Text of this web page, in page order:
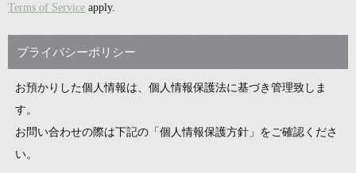
Terms of Service apply.
プライバシーポリシー
お預かりした個人情報は、個人情報保護法に基づき管理致しま
す。
お問い合わせの際は下記の「個人情報保護方針」をご確認くださ
い。